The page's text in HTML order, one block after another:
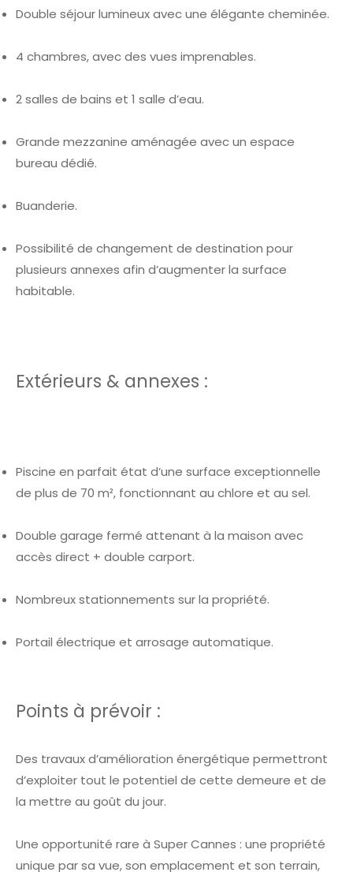
Double séjour lumineux avec une élégante cheminée.
4 chambres, avec des vues imprenables.
2 salles de bains et 1 salle d’eau.
Grande mezzanine aménagée avec un espace
bureau dédié.
Buanderie.
Possibilité de changement de destination pour
plusieurs annexes afin d’augmenter la surface
habitable.
Extérieurs & annexes :
Piscine en parfait état d’une surface exceptionnelle
de plus de 70 m², fonctionnant au chlore et au sel.
Double garage fermé attenant à la maison avec
accès direct + double carport.
Nombreux stationnements sur la propriété.
Portail électrique et arrosage automatique.
Points à prévoir :
Des travaux d’amélioration énergétique permettront
d’exploiter tout le potentiel de cette demeure et de
la mettre au goût du jour.
Une opportunité rare à Super Cannes : une propriété
unique par sa vue, son emplacement et son terrain,